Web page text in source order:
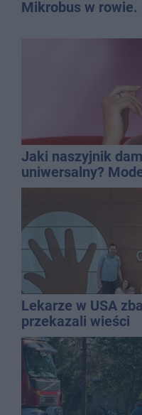
Mikrobus w
Jaki naszyjnik
uniwersalny?
wielu stylizacji
Lekarze w USA
przekazali wieści